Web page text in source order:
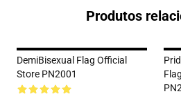
Produtos
DemiBisexual Flag Official
Store PN2001